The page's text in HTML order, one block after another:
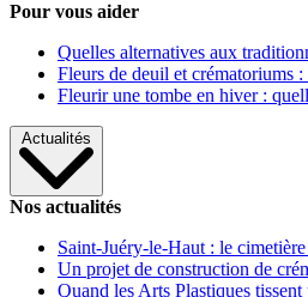
Pour vous aider
Quelles alternatives aux
Fleurs de deuil et crématoriums
Fleurir une tombe en hiver :
Actualités
Nos actualités
Saint-Juéry-le-Haut : le
Un projet de construction de
Quand les Arts Plastiques